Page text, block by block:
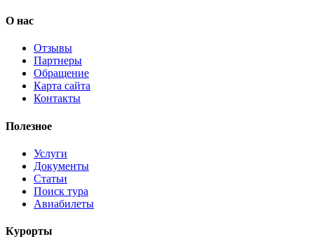
О нас
Отзывы
Партнеры
Обращение
Карта сайта
Контакты
Полезное
Услуги
Документы
Статьи
Поиск тура
Авиабилеты
Курорты